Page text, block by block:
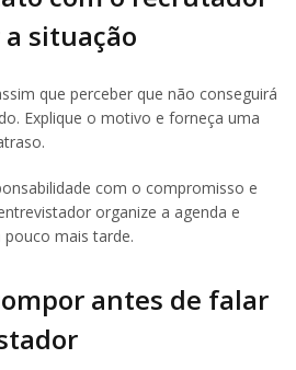
situação
que perceber que não conseguirá
Explique o motivo e forneça uma
com o compromisso e
organize a agenda e
mais tarde.
antes de falar